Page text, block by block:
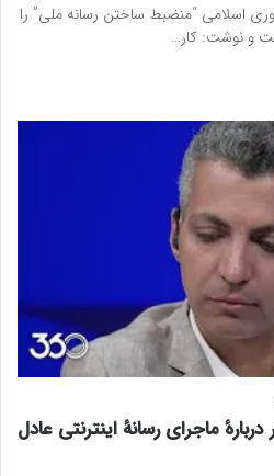
اسلامی “منضبط ساختن رسانه ملی” را
و نوشت: کار…
ماجرای رسانهٔ‌ اینترنتی عادل